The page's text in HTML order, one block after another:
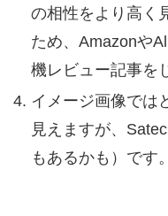
の相性をより高く
ため、Amazonや
機レビュー記事を
イメージ画像では
見えますが、
もあるかも）です。